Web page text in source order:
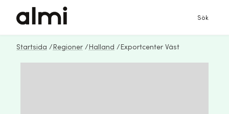
Sök
Startsida / Regioner / Halland / Exportcenter Väst